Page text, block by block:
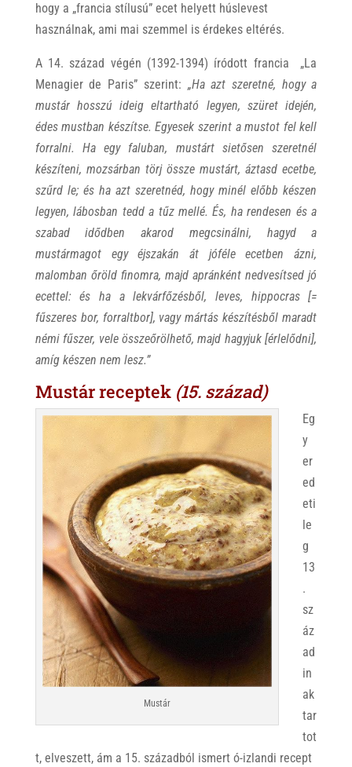
hogy a „francia stílusú” ecet helyett húslevest
használnak, ami mai szemmel is érdekes eltérés.
A 14. század végén (1392-1394) íródott francia „La
Menagier de Paris” szerint: „Ha azt szeretné, hogy a
mustár hosszú ideig eltartható legyen, szüret idején,
édes mustban készítse. Egyesek szerint a mustot fel kell
forralni. Ha egy faluban, mustárt sietősen szeretnél
készíteni, mozsárban törj össze mustárt, áztasd ecetbe,
szűrd le; és ha azt szeretnéd, hogy minél előbb készen
legyen, lábosban tedd a tűz mellé. És, ha rendesen és a
szabad idődben akarod megcsinálni, hagyd a
mustármagot egy éjszakán át jóféle ecetben ázni,
malomban őröld finomra, majd apránként nedvesítsed jó
ecettel: és ha a lekvárfőzésből, leves, hippocras [=
fűszeres bor, forraltbor], vagy mártás készítésből maradt
némi fűszer, vele összeőrölhető, majd hagyjuk [érlelődni],
amíg készen nem lesz.”
Mustár receptek(15. század)
Mustár
Eg
y
er
ed
eti
le
g
13
.
sz
áz
ad
in
ak
tar
tot
t, elveszett, ám a 15. századból ismert ó-izlandi recept